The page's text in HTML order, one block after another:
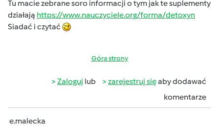
Tu macie zebrane soro informacji o tym jak te suplementy
działają https://www.nauczyciele.org/forma/detoxyn
Siadać i czytać
Góra strony
Zaloguj lub zarejestruj sięaby dodawać
komentarze
e.malecka